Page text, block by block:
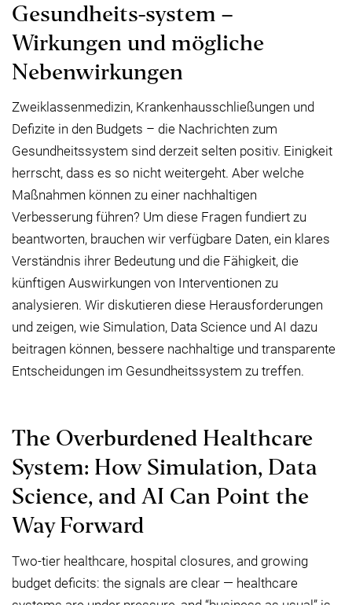
Gesundheits-system –
Wirkungen und mögliche
Nebenwirkungen
Zweiklassenmedizin, Krankenhausschließungen und
Defizite in den Budgets – die Nachrichten zum
Gesundheitssystem sind derzeit selten positiv. Einigkeit
herrscht, dass es so nicht weitergeht. Aber welche
Maßnahmen können zu einer nachhaltigen
Verbesserung führen? Um diese Fragen fundiert zu
beantworten, brauchen wir verfügbare Daten, ein klares
Verständnis ihrer Bedeutung und die Fähigkeit, die
künftigen Auswirkungen von Interventionen zu
analysieren. Wir diskutieren diese Herausforderungen
und zeigen, wie Simulation, Data Science und AI dazu
beitragen können, bessere nachhaltige und transparente
Entscheidungen im Gesundheitssystem zu treffen.
The Overburdened Healthcare
System: How Simulation, Data
Science, and AI Can Point the
Way Forward
Two-tier healthcare, hospital closures, and growing
budget deficits: the signals are clear — healthcare